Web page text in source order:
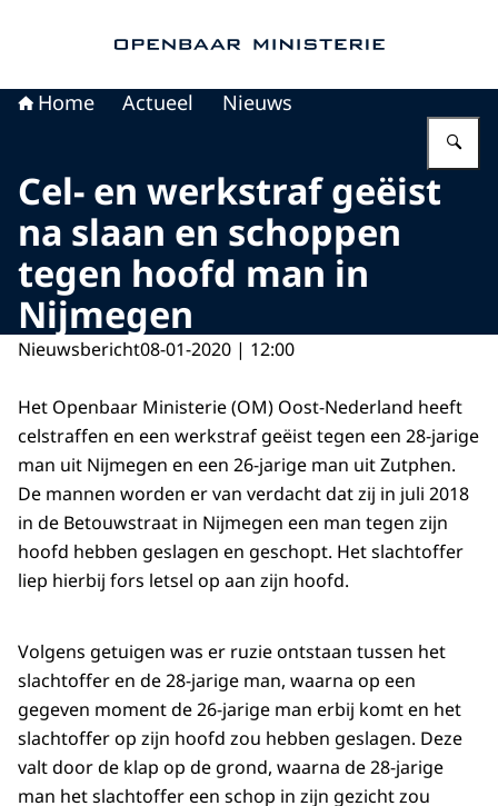
Home Actueel Nieuws
Cel- en werkstraf geëist
na slaan en schoppen
tegen hoofd man in
Nijmegen
Nieuwsbericht08-01-2020 | 12:00
Het Openbaar Ministerie (OM) Oost-Nederland heeft
celstraffen en een werkstraf geëist tegen een 28-jarige
man uit Nijmegen en een 26-jarige man uit Zutphen.
De mannen worden er van verdacht dat zij in juli 2018
in de Betouwstraat in Nijmegen een man tegen zijn
hoofd hebben geslagen en geschopt. Het slachtoffer
liep hierbij fors letsel op aan zijn hoofd.
Volgens getuigen was er ruzie ontstaan tussen het
slachtoffer en de 28-jarige man, waarna op een
gegeven moment de 26-jarige man erbij komt en het
slachtoffer op zijn hoofd zou hebben geslagen. Deze
valt door de klap op de grond, waarna de 28-jarige
man het slachtoffer een schop in zijn gezicht zou